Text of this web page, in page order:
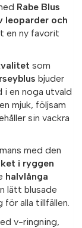
Rabe Blus
leoparder och
en ny favorit
som
bjuder
i en noga utvald
mjuk, följsam
sin vackra
med den
i ryggen
halvlånga
lätt blusade
alla tillfällen.
v-ringning,